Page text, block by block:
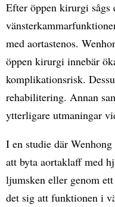
Efter öppen kirurgi sågs
med aortastenos.
öppen kirurgi innebär
komplikationsrisk.
rehabilitering. Annan
ytterligare utmaningar
I en studie där
att byta aortaklaff med
ljumsken eller genom
det sig att funktionen i